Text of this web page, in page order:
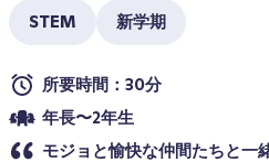
STEM 新学期
所要時間：30分
年長〜2年生
モジョと愉快な仲間たちと一